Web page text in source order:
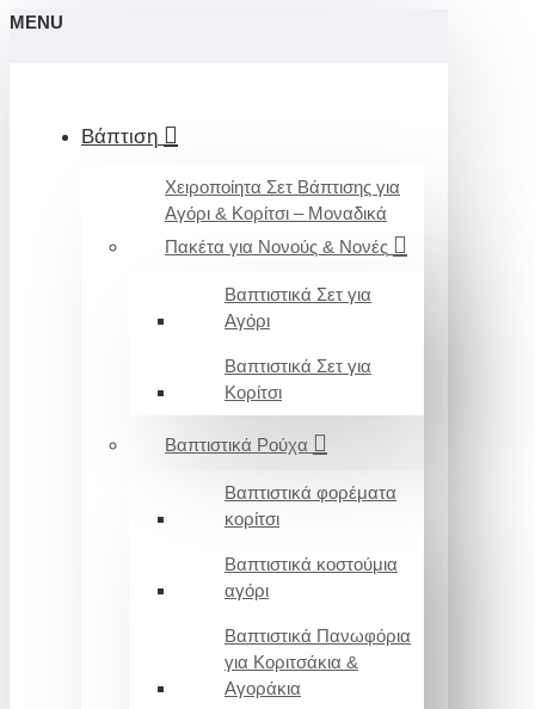
MENU
Βάπτιση
Χειροποίητα Σετ Βάπτισης για
Αγόρι & Κορίτσι – Μοναδικά
Πακέτα για Νονούς & Νονές
Βαπτιστικά Σετ για
Αγόρι
Βαπτιστικά Σετ για
Κορίτσι
Βαπτιστικά Ρούχα
Βαπτιστικά φορέματα
κορίτσι
Βαπτιστικά κοστούμια
αγόρι
Βαπτιστικά Πανωφόρια
για Κοριτσάκια &
Αγοράκια